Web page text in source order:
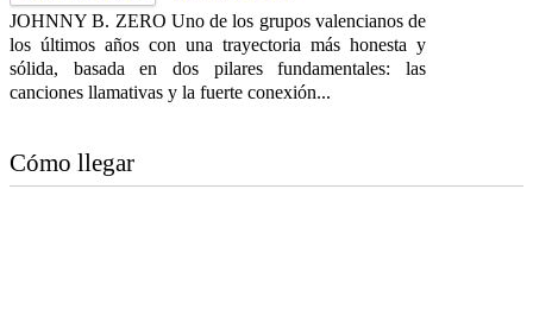
JOHNNY B. ZERO Uno de los grupos valencianos de
los últimos años con una trayectoria más honesta y
sólida, basada en dos pilares fundamentales: las
canciones llamativas y la fuerte conexión...
Cómo llegar